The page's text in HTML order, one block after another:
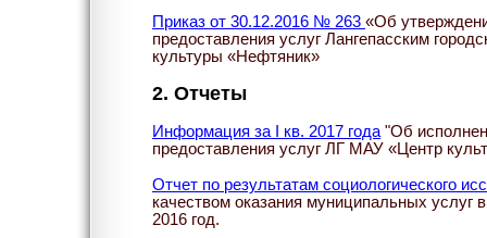
Приказ от 30.12.2016 № 263 «Об
предоставления услуг Лангепасским
культуры «Нефтяник»
2. Отчеты
Информация за кв. 2017 года "Об
предоставления услуг ЛГ МАУ «Центр
Отчет по результатам социологического
качеством оказания муниципальных
2016 год.